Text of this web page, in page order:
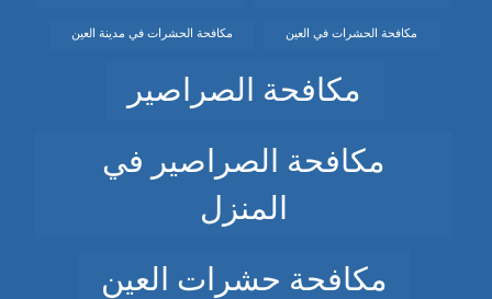
مكافحة الحشرات في العين مكافحة الحشرات في مدينة العين
مكافحة الصراصير
مكافحة الصراصير في
المنزل
مكافحة حشرات العين